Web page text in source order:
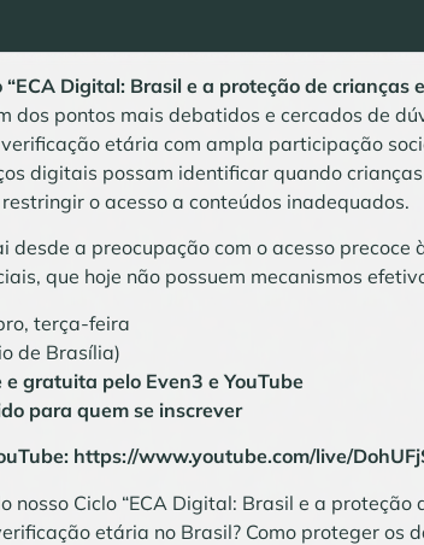
“ECA Digital: Brasil e a proteção de crianças
dos pontos mais debatidos e cercados de
etária com ampla participação
digitais possam identificar quando
o acesso a conteúdos inadequados.
desde a preocupação com o acesso
que hoje não possuem mecanismos
terça-feira
de Brasília)
gratuita pelo Even3 e YouTube
para quem se inscrever
https://www.youtube.com/live/
nosso Ciclo “ECA Digital: Brasil e a
etária no Brasil? Como proteger os